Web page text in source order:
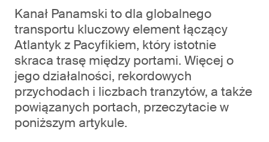
Kanał Panamski to dla globalnego
transportu kluczowy element łączący
Atlantyk z Pacyfikiem, który istotnie
skraca trasę między portami. Więcej o
jego działalności, rekordowych
przychodach i liczbach tranzytów, a także
powiązanych portach, przeczytacie w
poniższym artykule.